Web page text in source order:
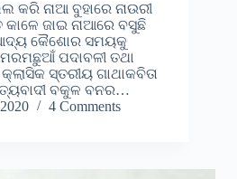
କରି ନାଆ ବୁହାରେ ନାଉରୀ
ଜାଇ ନାଆରେ ବସୁଛି
କୈଶୋର ସମୟକୁ
ପଦାବଳୀ ତଥା
ସ୍ତରୀୟ ଗାଥାକବିତା
ବକୁଳ ବନର…
4 Comments